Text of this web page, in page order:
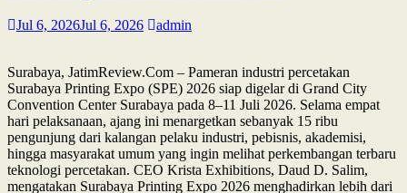
Jul 6, 2026Jul 6, 2026 admin
Surabaya, JatimReview.Com – Pameran industri percetakan
Surabaya Printing Expo (SPE) 2026 siap digelar di Grand City
Convention Center Surabaya pada 8–11 Juli 2026. Selama empat
hari pelaksanaan, ajang ini menargetkan sebanyak 15 ribu
pengunjung dari kalangan pelaku industri, pebisnis, akademisi,
hingga masyarakat umum yang ingin melihat perkembangan terbaru
teknologi percetakan. CEO Krista Exhibitions, Daud D. Salim,
mengatakan Surabaya Printing Expo 2026 menghadirkan lebih dari